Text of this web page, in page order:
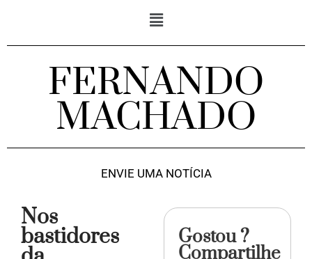
FERNANDO
MACHADO
ENVIE UMA NOTÍCIA
Nos
bastidores Gostou ?
Compartilhe